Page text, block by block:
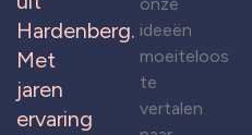
Hardenberg.
Met
jaren
ervaring
ideeën
moeiteloos
te
vertalen